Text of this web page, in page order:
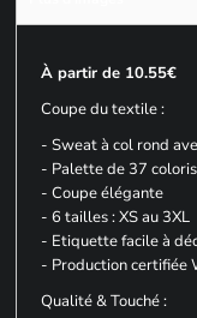
À partir de 10.55€
Coupe du textile :
- Sweat à col rond
- Palette de 37
- Coupe élégante
- 6 tailles : XS au 3XL
- Etiquette facile à
- Production certifiée
Qualité & Touché :